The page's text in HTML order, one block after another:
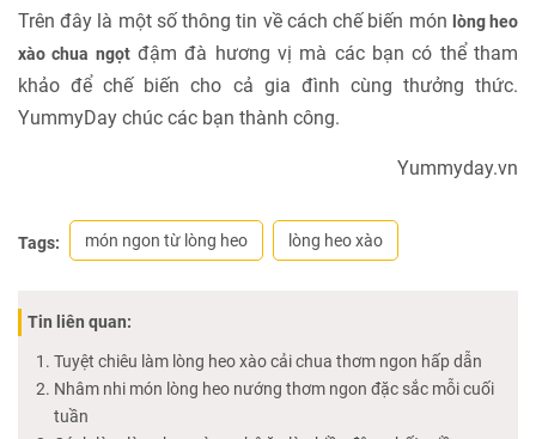
Trên đây là một số thông tin về cách chế biến món lòng heo
xào chua ngọtđậm đà hương vị mà các bạn có thể tham
khảo để chế biến cho cả gia đình cùng thưởng thức.
YummyDay chúc các bạn thành công.
Yummyday.vn
Tags: món ngon từ lòng heo lòng heo xào
Tin liên quan:
Tuyệt chiêu làm lòng heo xào cải chua thơm ngon hấp dẫn
Nhâm nhi món lòng heo nướng thơm ngon đặc sắc mỗi cuối
tuần